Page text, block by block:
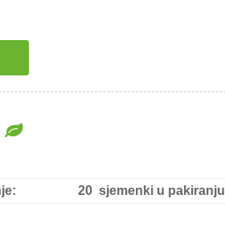
20 sjemenki u pakiranju